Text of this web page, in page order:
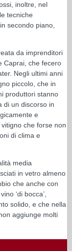
inoltre, nel
tecniche
secondo piano,
da imprenditori
Caprai, che fecero
Negli ultimi anni
piccolo, che in
produttori stanno
di un discorso in
e
che forse non
di clima e
media
in vetro almeno
che anche con
‘di bocca’,
solido, e che nella
aggiunge molti